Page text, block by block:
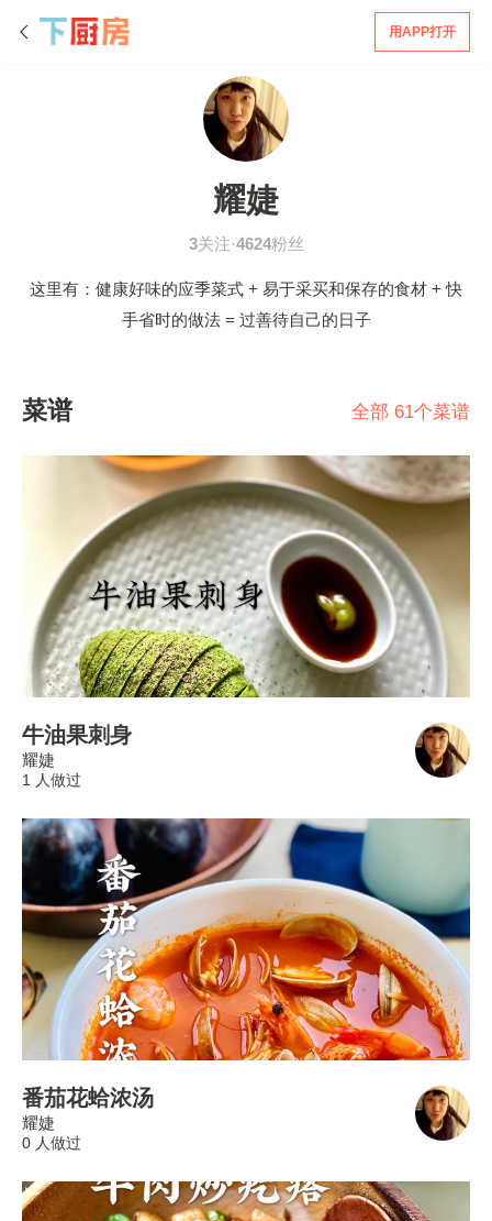
用APP打开
耀婕
3关注·4624粉丝
这里有：健康好味的应季菜式 + 易于采买和保存的食材 + 快
手省时的做法 = 过善待自己的日子
菜谱 全部 61个菜谱
牛油果刺身
耀婕
1 人做过
番茄花蛤浓汤
耀婕
0 人做过